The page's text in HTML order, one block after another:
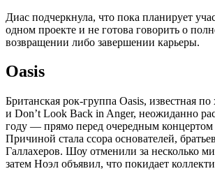
Диас подчеркнула, что пока планирует
одном проекте и не готова говорить о
возвращении либо завершении карьеры.
Oasis
Британская рок-группа Oasis, известная
и Don’t Look Back in Anger, неожиданно
году — прямо перед очередным
Причиной стала ссора основателей,
Галлахеров. Шоу отменили за несколько
затем Ноэл объявил, что покидает